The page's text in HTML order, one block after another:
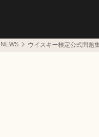
NEWS ウイスキー検定公式問題